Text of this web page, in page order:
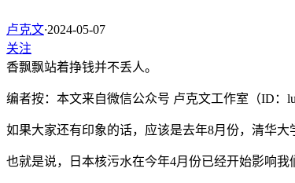
卢克文·2024-05-07
关注
香飘飘站着挣钱并不丢人。
编者按：本文来自微信公众号 卢克文工作室（ID：
如果大家还有印象的话，应该是去年8月份，清华
也就是说，日本核污水在今年4月份已经开始影响我